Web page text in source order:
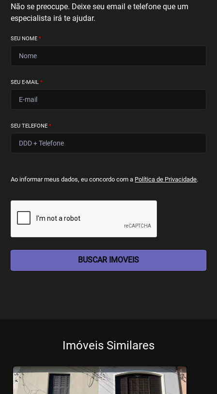
Não se preocupe. Deixe seu email e telefone que um
especialista irá te ajudar.
SEU NOME*
SEU E-MAIL*
SEU TELEFONE*
Ao informar meus dados, eu concordo com a Política de Privacidade.
BUSCAR IMOVEIS
Imóveis Similares